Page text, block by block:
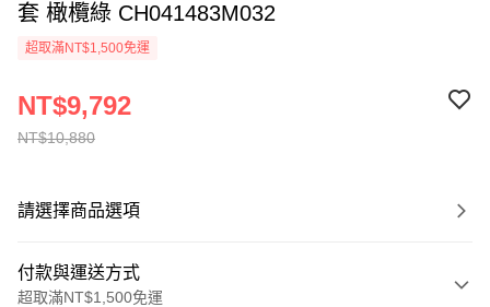
套 橄欖綠 CH041483M032
超取滿NT$1,500免運
NT$10,880
NT$9,792
請選擇商品選項
付款與運送方式
超取滿NT$1,500免運